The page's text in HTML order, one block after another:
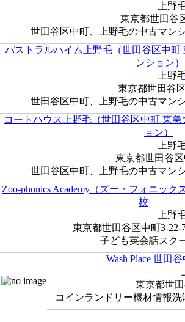
上野
東京都世田谷
世田谷区中町、上野毛の中古マン
パストラルハイム上野毛（世田谷区中町
ンション）
上野
東京都世田谷
世田谷区中町、上野毛の中古マン
コートハウス上野毛（世田谷区中町 東
ョン）
上野
東京都世田谷区
世田谷区中町、上野毛の中古マン
Zoo-phonics Academy（ズー・フォニッ
校
上野
東京都世田谷区中町3-
子ども英会話スク
Wash Place 世田
東京都世
コインランドリー機材情報